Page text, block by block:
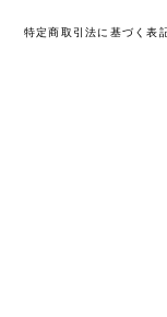
特定商取引法に基づく表